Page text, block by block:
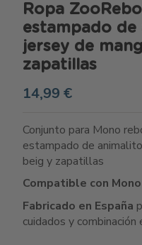
Ropa
estampado de
jersey de
zapatillas
14,99 €
Conjunto para Mono
estampado de
beig y zapatillas
Compatible con
Fabricado en España
cuidados y